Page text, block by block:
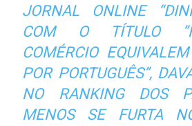
JORNAL ONLINE “
COM O TÍTULO ”
COMÉRCIO
POR PORTUGUÊS”,
NO RANKING DOS
MENOS SE FURTA